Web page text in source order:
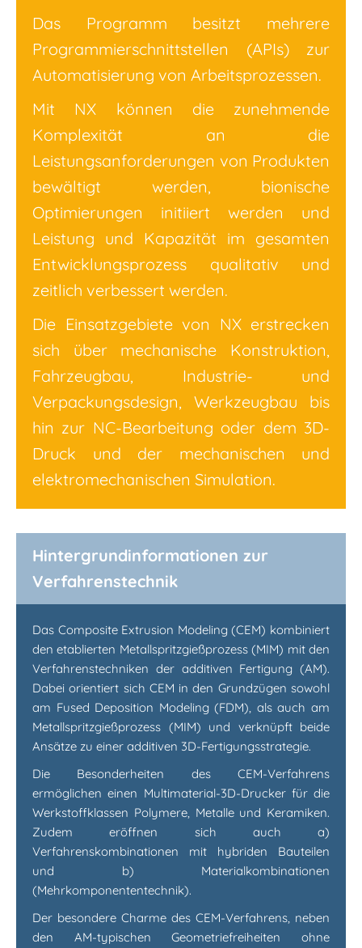
Das Programm besitzt mehrere
Programmierschnittstellen (APIs) zur
Automatisierung von Arbeitsprozessen.
Mit NX können die zunehmende
Komplexität an die
Leistungsanforderungen von Produkten
bewältigt werden, bionische
Optimierungen initiiert werden und
Leistung und Kapazität im gesamten
Entwicklungsprozess qualitativ und
zeitlich verbessert werden.
Die Einsatzgebiete von NX erstrecken
sich über mechanische Konstruktion,
Fahrzeugbau, Industrie- und
Verpackungsdesign, Werkzeugbau bis
hin zur NC-Bearbeitung oder dem 3D-
Druck und der mechanischen und
elektromechanischen Simulation.
Hintergrundinformationen zur
Verfahrenstechnik
Das Composite Extrusion Modeling (CEM) kombiniert
den etablierten Metallspritzgießprozess (MIM) mit den
Verfahrenstechniken der additiven Fertigung (AM).
Dabei orientiert sich CEM in den Grundzügen sowohl
am Fused Deposition Modeling (FDM), als auch am
Metallspritzgießprozess (MIM) und verknüpft beide
Ansätze zu einer additiven 3D-Fertigungsstrategie.
Die Besonderheiten des CEM-Verfahrens
ermöglichen einen Multimaterial-3D-Drucker für die
Werkstoffklassen Polymere, Metalle und Keramiken.
Zudem eröffnen sich auch a)
Verfahrenskombinationen mit hybriden Bauteilen
und b) Materialkombinationen
(Mehrkomponententechnik).
Der besondere Charme des CEM-Verfahrens, neben
den AM-typischen Geometriefreiheiten ohne